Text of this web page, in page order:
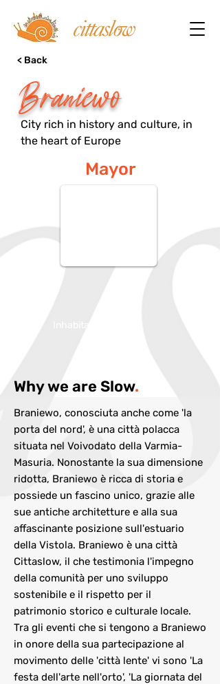
Braniewo
< Back
City rich in history and culture, in
the heart of Europe
Mayor
Why we are Slow.
Braniewo, conosciuta anche come 'la
porta del nord', è una città polacca
situata nel Voivodato della Varmia-
Masuria. Nonostante la sua dimensione
ridotta, Braniewo è ricca di storia e
possiede un fascino unico, grazie alle
sue antiche architetture e alla sua
affascinante posizione sull'estuario
della Vistola. Braniewo è una città
Cittaslow, il che testimonia l'impegno
della comunità per uno sviluppo
sostenibile e il rispetto per il
patrimonio storico e culturale locale.
Tra gli eventi che si tengono a Braniewo
in onore della sua partecipazione al
movimento delle 'città lente' vi sono 'La
festa dell'arte nell'orto', 'La giornata del